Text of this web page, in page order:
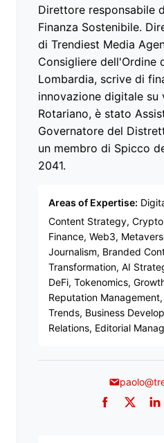
Direttore responsabile
Finanza Sostenibile.
di Trendiest Media
Consigliere dell'Ordine
Lombardia, scrive di
innovazione digitale su
Rotariano, è stato
Governatore del
un membro di Spicco
2041.
Areas of Expertise:
Content Strategy,
Finance, Web3,
Journalism, Branded
Transformation, AI
DeFi, Tokenomics,
Reputation
Trends, Business
Relations, Editorial
Facebook
Twitter